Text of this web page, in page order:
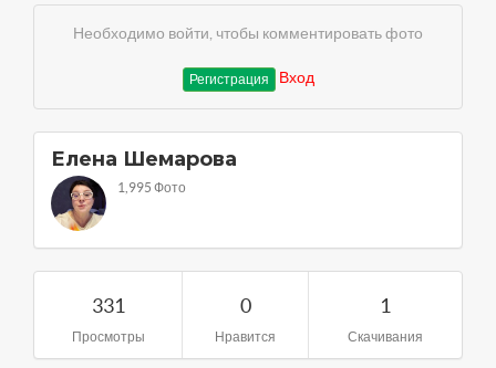
Необходимо войти, чтобы комментировать фото
Регистрация Вход
Елена Шемарова
1,995 Фото
331
Просмотры
0
Нравится
1
Скачивания